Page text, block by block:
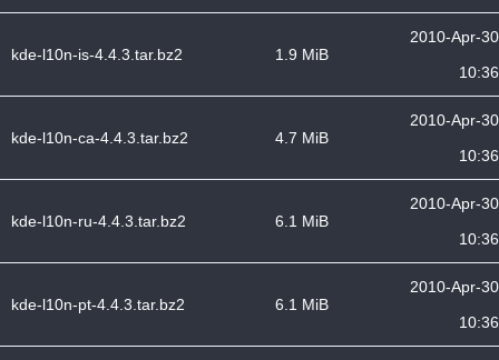
kde-l10n-is-4.4.3.tar.bz2 1.9 MiB
2010-Apr-30
10:36
kde-l10n-ca-4.4.3.tar.bz2 4.7 MiB
2010-Apr-30
10:36
kde-l10n-ru-4.4.3.tar.bz2 6.1 MiB
2010-Apr-30
10:36
kde-l10n-pt-4.4.3.tar.bz2 6.1 MiB
2010-Apr-30
10:36